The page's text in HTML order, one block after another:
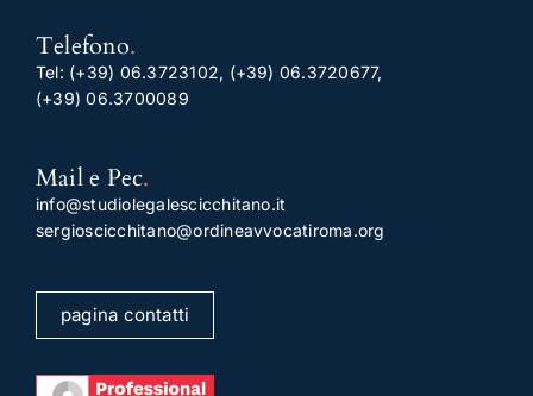
Telefono.
Tel: (+39) 06.3723102, (+39) 06.3720677,
(+39) 06.3700089
Mail e Pec.
info@studiolegalescicchitano.it
sergioscicchitano@ordineavvocatiroma.org
pagina contatti